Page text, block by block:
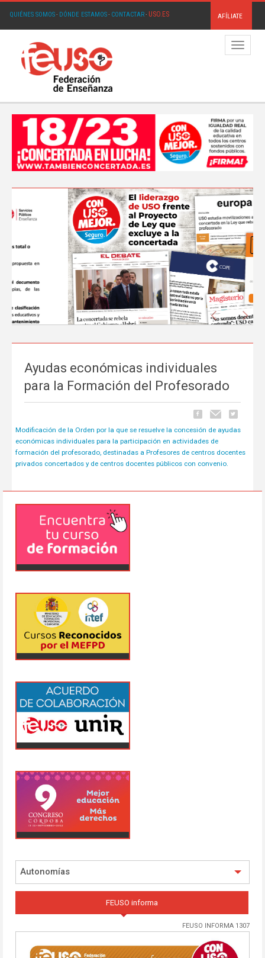
QUIÉNES SOMOS· DÓNDE ESTAMOS· CONTACTAR· USO.ES AFÍLIATE
Menú
La prensa nacional se hace eco del liderazgo
de FEUSO frente al Proyecto de Ley que
excluye a la concertada
06 de Mayo, publicado en Carrusel
La tramitación del Proyecto de Ley de reducción de la jornada
lectiva del profesorado ha comenzado a ocupar espacio en los
Anterior
Ayudas económicas individuales
para la Formación del Profesorado
Modificación de la Orden por la que se resuelve la concesión de ayudas
económicas individuales para la participación en actividades de
formación del profesorado, destinadas a Profesores de centros docentes
privados concertados y de centros docentes públicos con convenio.
Autonomías
FEUSO informa
FEUSO INFORMA 1307